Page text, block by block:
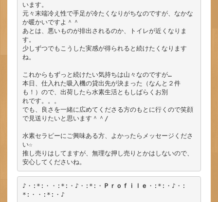
います。
元々末端冷え性で手足が冷たくなりがちなのですが、なかな
か暖かいですよ＾＾
あとは、悪いものが排出されるのか、トイレが近くなりま
す。
少しずつでもこうした実感が得られると続けたくなります
ね。
これからもずっと続けたい気持ちは山々なのですが…
本日、仕入れた吸入機の貸出先が決まった（なんと２件
も！）ので、出荷したら水素生活ともしばらくお別
れです。。。
でも、良さを一緒に広めてくださる方のもとに行くので笑顔
で見送りたいと思います＾＾/
水素セラピーにご興味ある方、よかったらメッセージくださ
い☆
推し売りはしてますが、無理な押し売りとかはしないので、
安心してくださいね。
♪・:*:・・:*:・♪・:*:・ Ｐｒｏｆｉｌｅ ・:*:・♪・:
*:・・:*:・♪